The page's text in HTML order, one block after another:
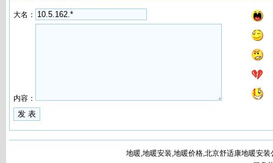
大名：
内容：
地暖,地暖安装,地暖价格,北京舒适康地暖安